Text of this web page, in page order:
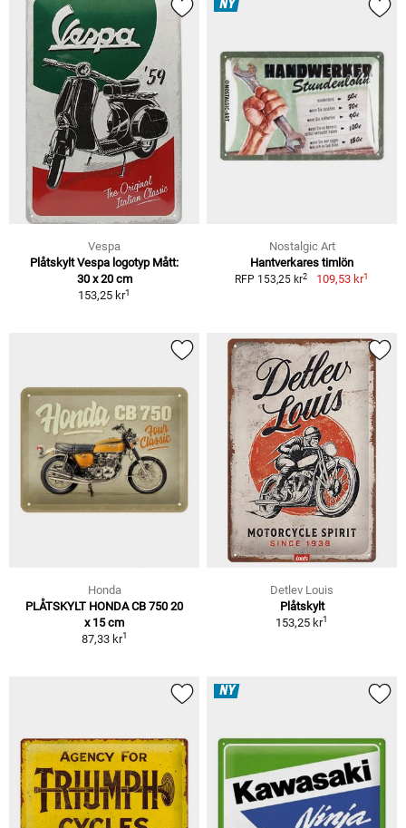
Vespa
Plåtskylt Vespa logotyp Mått:
30 x 20 cm
153,25 kr1
NY
Nostalgic Art
Hantverkares timlön
RFP 153,25 kr2 109,53 kr1
Honda
PLÅTSKYLT HONDA CB 750 20
x 15 cm
87,33 kr1
Detlev Louis
Plåtskylt
153,25 kr1
NY